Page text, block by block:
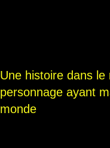
Une histoire dans
personnage ayant
monde